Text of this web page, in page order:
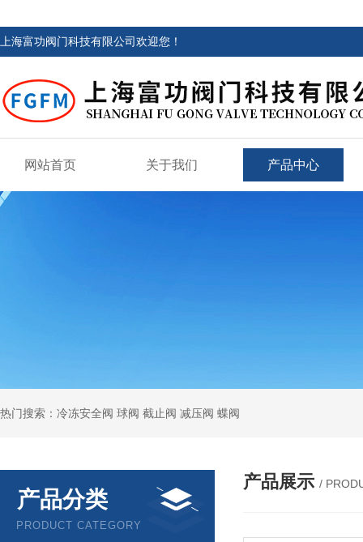
上海富功阀门科技有限公司欢迎您！
网站首页 关于我们 产品中心
热门搜索：冷冻安全阀 球阀 截止阀 减压阀 蝶阀
产品分类
PRODUCT CATEGORY
产品展示 /